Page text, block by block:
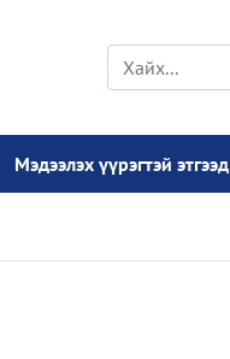
Мэдээлэх үүрэгтэй этгээд